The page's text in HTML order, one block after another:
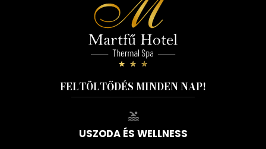
FELTÖLTŐDÉS MINDEN NAP!
USZODA ÉS WELLNESS